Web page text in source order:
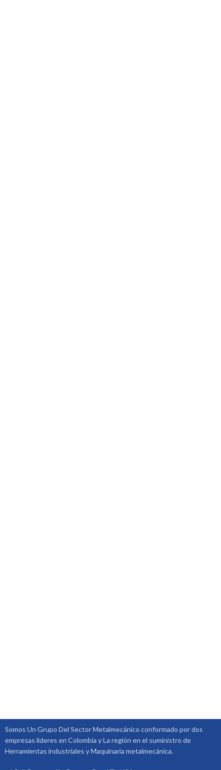
Somos Un Grupo Del Sector Metalmecánico conformado por dos
empresas lideres en Colombia y La región en el suministro de
Herramientas industriales y Maquinaria metalmecánica.